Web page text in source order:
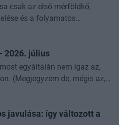
csak az első mérföldkő,
és a folyamatos
1
2026. július
egyáltalán nem igaz az,
(Megjegyzem de, mégis az,
javulása: így változott a